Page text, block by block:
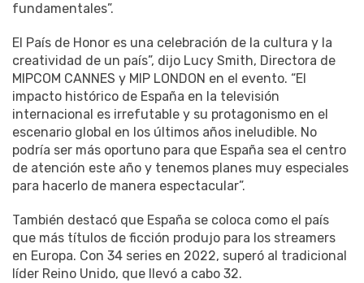
fundamentales”.
El País de Honor es una celebración de la cultura y la
creatividad de un país”, dijo Lucy Smith, Directora de
MIPCOM CANNES y MIP LONDON en el evento. “El
impacto histórico de España en la televisión
internacional es irrefutable y su protagonismo en el
escenario global en los últimos años ineludible. No
podría ser más oportuno para que España sea el centro
de atención este año y tenemos planes muy especiales
para hacerlo de manera espectacular”.
También destacó que España se coloca como el país
que más títulos de ficción produjo para los streamers
en Europa. Con 34 series en 2022, superó al tradicional
líder Reino Unido, que llevó a cabo 32.